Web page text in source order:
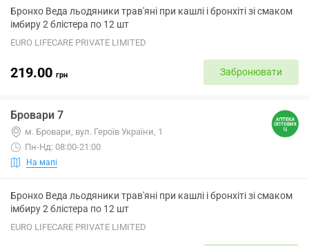
Бронхо Веда льодяники трав'яні при кашлі і бронхіті зі смаком
імбиру 2 блістера по 12 шт
EURO LIFECARE PRIVATE LIMITED
219.00 грн Забронювати
Бровари 7
м. Бровари, вул. Героїв України, 1
Пн-Нд: 08:00-21:00
На мапі
Бронхо Веда льодяники трав'яні при кашлі і бронхіті зі смаком
імбиру 2 блістера по 12 шт
EURO LIFECARE PRIVATE LIMITED